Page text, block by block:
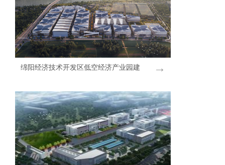
绵阳经济技术开发区低空经济产业园建 →